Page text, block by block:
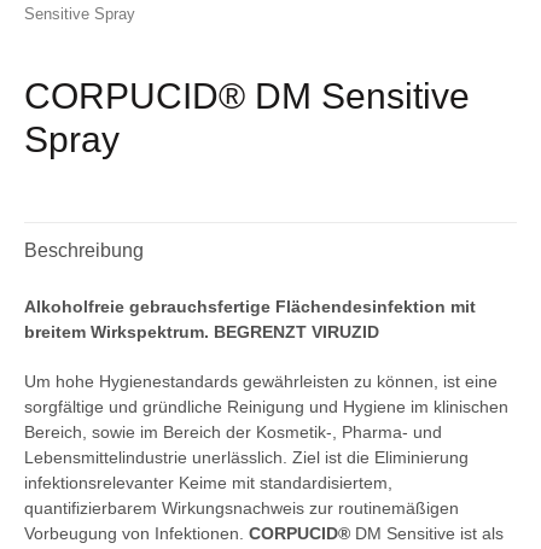
Sensitive Spray
CORPUCID® DM Sensitive
Spray
Beschreibung
Alkoholfreie gebrauchsfertige Flächendesinfektion mit
breitem Wirkspektrum. BEGRENZT VIRUZID
Um hohe Hygienestandards gewährleisten zu können, ist eine
sorgfältige und gründliche Reinigung und Hygiene im klinischen
Bereich, sowie im Bereich der Kosmetik-, Pharma- und
Lebensmittelindustrie unerlässlich. Ziel ist die Eliminierung
infektionsrelevanter Keime mit standardisiertem,
quantifizierbarem Wirkungsnachweis zur routinemäßigen
Vorbeugung von Infektionen. CORPUCID® DM Sensitive ist als